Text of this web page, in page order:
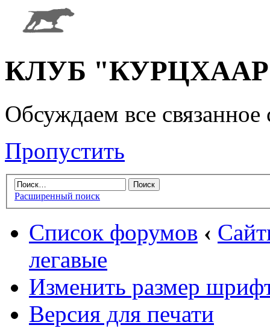
КЛУБ "КУРЦХААР"
Обсуждаем все
Пропустить
Расширенный поиск
Список форумов ‹
легавые
Изменить размер
Версия для печати